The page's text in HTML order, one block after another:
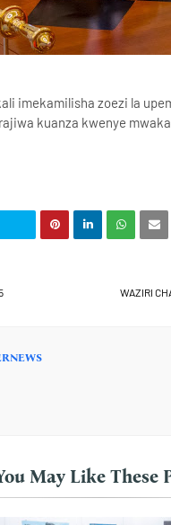
imekamilisha zoezi la
kuanza kwenye
WAZIRI
May Like These